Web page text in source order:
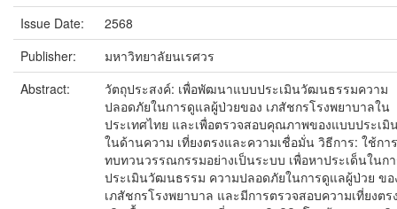
Issue Date:
2568
Publisher:
มหาวิทยาลัยนเรศวร
Abstract:
วัตถุประสงค์: เพื่อพัฒนาแบบประเมินวัฒนธรรมความ
ปลอดภัยในการดูแลผู้ป่วยของ เภสัชกรโรงพยาบาลใน
ประเทศไทย และเพื่อตรวจสอบคุณภาพของแบบประเมิ
ในด้านความ เที่ยงตรงและความเชื่อมั่น วิธีการ: ใช้การ
ทบทวนวรรณกรรมอย่างเป็นระบบ เพื่อหาประเด็นในก
ประเมินวัฒนธรรม ความปลอดภัยในการดูแลผู้ป่วย ขอ
เภสัชกรโรงพยาบาล และมีการตรวจสอบความเที่ยงตร